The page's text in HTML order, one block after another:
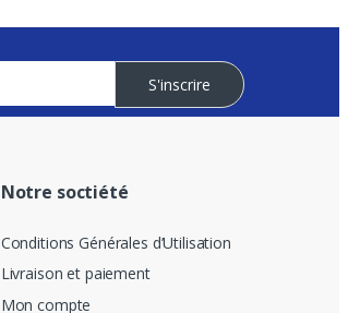
S'inscrire
Notre soctiété
Conditions Générales d’Utilisation
Livraison et paiement
Mon compte